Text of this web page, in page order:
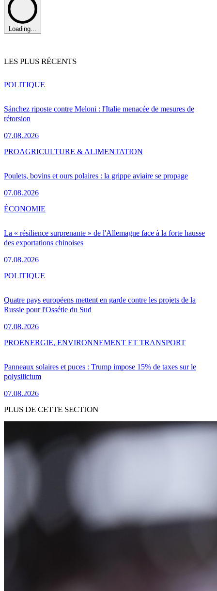
Loading...
LES PLUS RÉCENTS
Sánchez riposte contre Meloni : l'Italie menacée de mesures de
rétorsion
07.08.2026
POLITIQUE
Poulets, bovins et ours polaires : la grippe aviaire se propage
07.08.2026
PROAGRICULTURE & ALIMENTATION
La « résilience surprenante » de l'Allemagne face à la forte hausse
des exportations chinoises
07.08.2026
ÉCONOMIE
Quatre pays européens mettent en garde contre les projets de la
Russie pour l'Ossétie du Sud
07.08.2026
POLITIQUE
Panneaux solaires et puces : Trump impose 15% de taxes sur le
polysilicium
07.08.2026
PROENERGIE, ENVIRONNEMENT ET TRANSPORT
PLUS DE CETTE SECTION